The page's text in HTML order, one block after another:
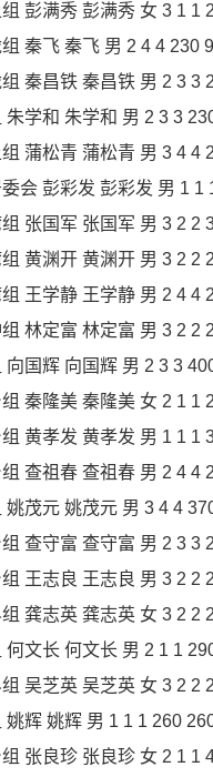
彭满秀 彭满秀 女 3 1 1
秦飞 秦飞 男 2 4 4 230
秦昌铁 秦昌铁 男 2 3 3
学和 朱学和 男 2 3 3
蒲松青 蒲松青 男 3 4 4
会 彭彩发 彭彩发 男 1 1
张国军 张国军 男 3 2 2
黄渊开 黄渊开 男 3 2 2
王学静 王学静 男 2 4 4
林定富 林定富 男 3 2 2
国辉 向国辉 男 2 3 3
秦隆美 秦隆美 女 2 1 1
黄孝发 黄孝发 男 1 1 1
查祖春 查祖春 男 2 4 4
茂元 姚茂元 男 3 4 4
查守富 查守富 男 2 3 3
王志良 王志良 男 3 2 2
龚志英 龚志英 女 3 2 2
文长 何文长 男 2 1 1
吴芝英 吴芝英 女 3 2 2
辉 姚辉 男 1 1 1 260
张良珍 张良珍 女 2 1 1